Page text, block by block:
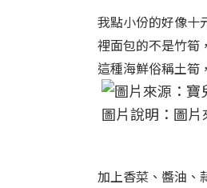
我點小份的好像十
裡面包的不是竹筍
這種海鮮俗稱土筍
圖片說明：圖
加上香菜、醬油、